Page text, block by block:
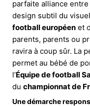
parfaite alliance
design subtil du
football européen et
parents, parents ou
ravira à coup sûr. La
permet au bébé de
l’Équipe de football
du championnat de
Une démarche